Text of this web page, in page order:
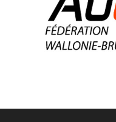
Brice Bousez
26 ans
9 Août